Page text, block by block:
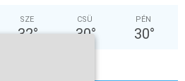
SZE
32°
CSÜ
30°
PÉN
30°